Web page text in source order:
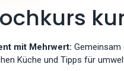
mit Mehrwert: Gemeinsam
Küche und Tipps für